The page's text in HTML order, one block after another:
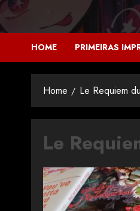
HOME PRIMEIRAS
Home Le Requiem
Le